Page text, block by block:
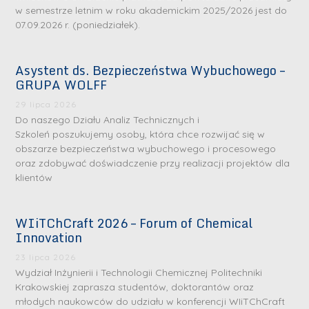
w semestrze letnim w roku akademickim 2025/2026 jest do
07.09.2026 r. (poniedziałek).
Asystent ds. Bezpieczeństwa Wybuchowego –
GRUPA WOLFF
29 lipca 2026
Do naszego Działu Analiz Technicznych i
Szkoleń poszukujemy osoby, która chce rozwijać się w
obszarze bezpieczeństwa wybuchowego i procesowego
oraz zdobywać doświadczenie przy realizacji projektów dla
klientów
WIiTChCraft 2026 – Forum of Chemical
Innovation
23 lipca 2026
Wydział Inżynierii i Technologii Chemicznej Politechniki
Krakowskiej zaprasza studentów, doktorantów oraz
młodych naukowców do udziału w konferencji WIiTChCraft